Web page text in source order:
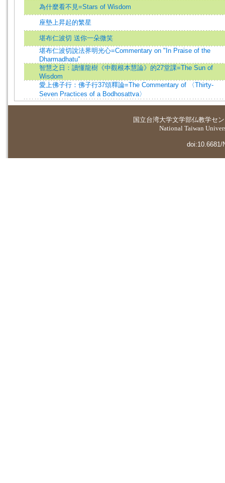
為什麼看不見=Stars of Wisdom
座墊上昇起的繁星
堪布仁波切 送你一朵微笑
堪布仁波切說法界明光心=Commentary on "In Praise of the
Dharmadhatu"
智慧之日：讀懂龍樹《中觀根本慧論》的27堂課=The Sun of
Wisdom
愛上佛子行：佛子行37頌釋論=The Commentary of 〈Thirty-
Seven Practices of a Bodhosattva〉
国立台湾大学文学部仏教学セ
National Taiwan
doi:10.6681/